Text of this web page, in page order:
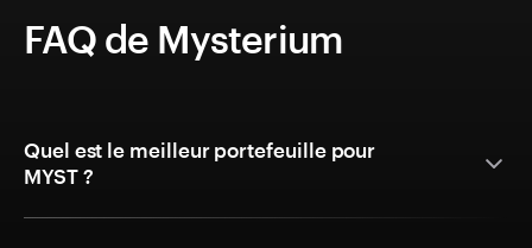
FAQ de Mysterium
Quel est le meilleur portefeuille pour
MYST ?